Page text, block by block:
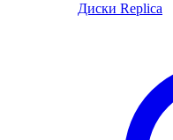
Диски Replica